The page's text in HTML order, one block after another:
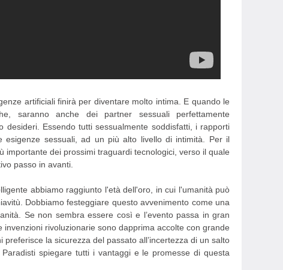
artificiali finirà per diventare molto intima. E quando le
saranno anche dei partner sessuali perfettamente
desideri. Essendo tutti sessualmente soddisfatti, i rapporti
esigenze sessuali, ad un più alto livello di intimità. Per il
importante dei prossimi traguardi tecnologici, verso il quale
passo in avanti.
abbiamo raggiunto l'età dell'oro, in cui l'umanità può
Dobbiamo festeggiare questo avvenimento come una
Se non sembra essere così e l’evento passa in gran
rivoluzionarie sono dapprima accolte con grande
la sicurezza del passato all’incertezza di un salto
spiegare tutti i vantaggi e le promesse di questa